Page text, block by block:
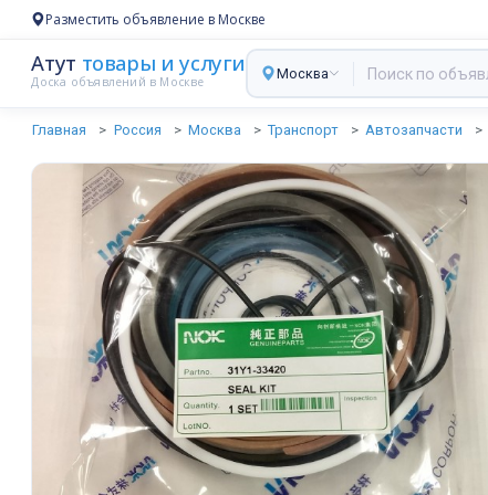
Разместить объявление в Москве
Атут товары и услуги
Доска объявлений в Москве
Москва
Главная Россия Москва Транспорт Автозапчасти